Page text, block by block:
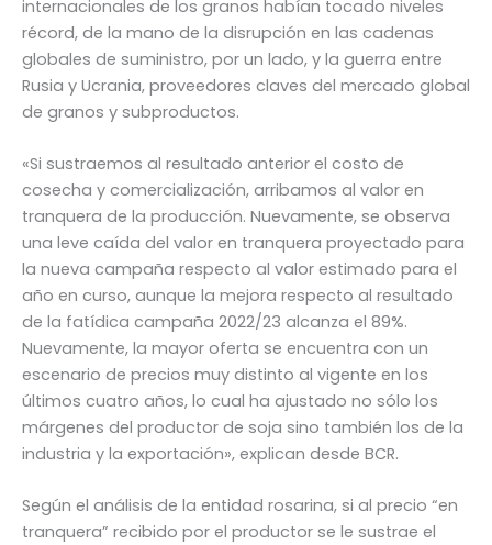
internacionales de los granos habían tocado niveles
récord, de la mano de la disrupción en las cadenas
globales de suministro, por un lado, y la guerra entre
Rusia y Ucrania, proveedores claves del mercado global
de granos y subproductos.
«Si sustraemos al resultado anterior el costo de
cosecha y comercialización, arribamos al valor en
tranquera de la producción. Nuevamente, se observa
una leve caída del valor en tranquera proyectado para
la nueva campaña respecto al valor estimado para el
año en curso, aunque la mejora respecto al resultado
de la fatídica campaña 2022/23 alcanza el 89%.
Nuevamente, la mayor oferta se encuentra con un
escenario de precios muy distinto al vigente en los
últimos cuatro años, lo cual ha ajustado no sólo los
márgenes del productor de soja sino también los de la
industria y la exportación», explican desde BCR.
Según el análisis de la entidad rosarina, si al precio “en
tranquera” recibido por el productor se le sustrae el